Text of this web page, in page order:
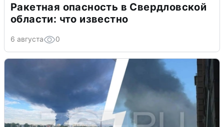
Ракетная опасность в Свердловской
области: что известно
6 августа 0